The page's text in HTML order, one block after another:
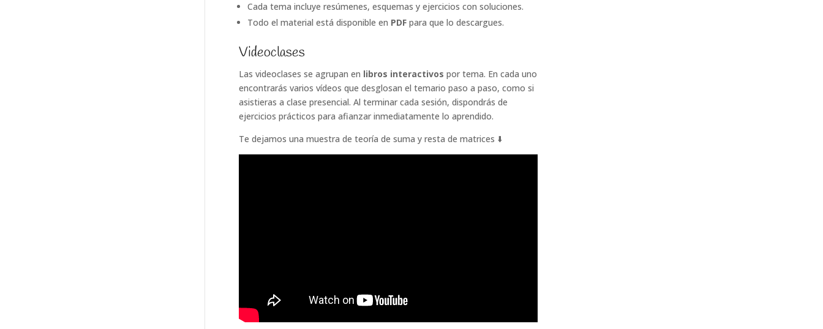
Cada tema incluye resúmenes, esquemas y ejercicios con soluciones.
Todo el material está disponible en PDFpara que lo descargues.
Videoclases
Las videoclases se agrupan en libros interactivos por tema. En cada uno
encontrarás varios vídeos que desglosan el temario paso a paso, como si
asistieras a clase presencial. Al terminar cada sesión, dispondrás de
ejercicios prácticos para afianzar inmediatamente lo aprendido.
Te dejamos una muestra de teoría de suma y resta de matrices ⬇️